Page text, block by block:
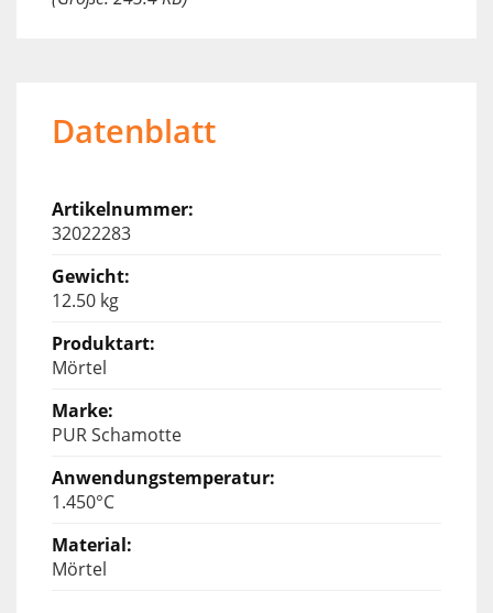
Datenblatt
32022283
12.50 kg
Mörtel
PUR Schamotte
1.450°C
Mörtel